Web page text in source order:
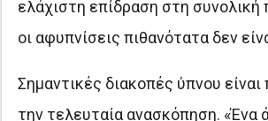
ελάχιστη επίδραση στη συνολική
οι αφυπνίσεις πιθανότατα δεν
Σημαντικές διακοπές ύπνου
την τελευταία ανασκόπηση. «Ένα